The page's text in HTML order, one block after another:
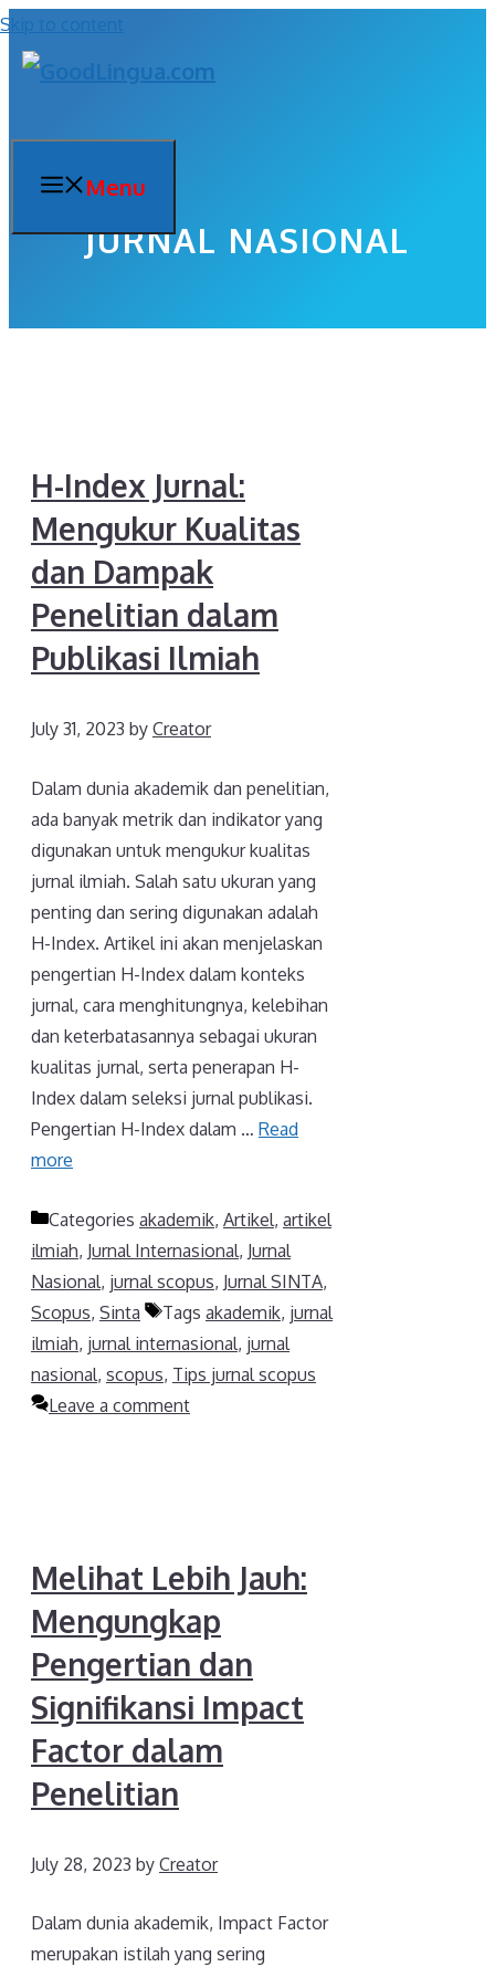
Skip to content
Menu
JURNAL NASIONAL
H-Index Jurnal:
Mengukur Kualitas
dan Dampak
Penelitian dalam
Publikasi Ilmiah
July 31, 2023 by Creator
Dalam dunia akademik dan penelitian,
ada banyak metrik dan indikator yang
digunakan untuk mengukur kualitas
jurnal ilmiah. Salah satu ukuran yang
penting dan sering digunakan adalah
H-Index. Artikel ini akan menjelaskan
pengertian H-Index dalam konteks
jurnal, cara menghitungnya, kelebihan
dan keterbatasannya sebagai ukuran
kualitas jurnal, serta penerapan H-
Index dalam seleksi jurnal publikasi.
Pengertian H-Index dalam … Read
more
Categories akademik, Artikel, artikel
ilmiah, Jurnal Internasional, Jurnal
Nasional, jurnal scopus, Jurnal SINTA,
Scopus, Sinta Tags akademik, jurnal
ilmiah, jurnal internasional, jurnal
nasional, scopus, Tips jurnal scopus
Leave a comment
Melihat Lebih Jauh:
Mengungkap
Pengertian dan
Signifikansi Impact
Factor dalam
Penelitian
July 28, 2023 by Creator
Dalam dunia akademik, Impact Factor
merupakan istilah yang sering